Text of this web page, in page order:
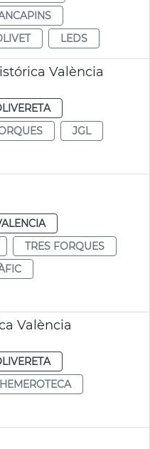
LEDS
València
JGL
TRES FORQUES
València
HEMEROTECA